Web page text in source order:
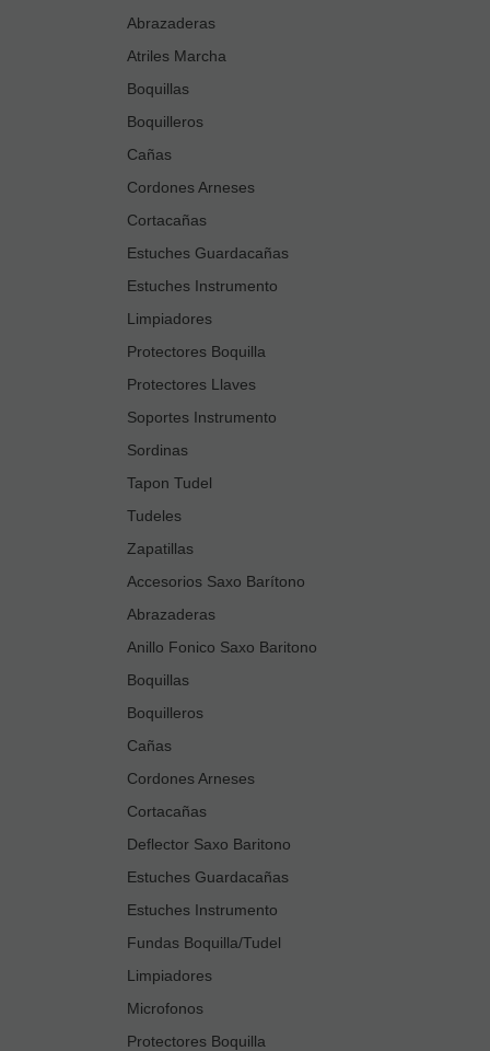
Abrazaderas
Atriles Marcha
Boquillas
Boquilleros
Cañas
Cordones Arneses
Cortacañas
Estuches Guardacañas
Estuches Instrumento
Limpiadores
Protectores Boquilla
Protectores Llaves
Soportes Instrumento
Sordinas
Tapon Tudel
Tudeles
Zapatillas
Accesorios Saxo Barítono
Abrazaderas
Anillo Fonico Saxo Baritono
Boquillas
Boquilleros
Cañas
Cordones Arneses
Cortacañas
Deflector Saxo Baritono
Estuches Guardacañas
Estuches Instrumento
Fundas Boquilla/Tudel
Limpiadores
Microfonos
Protectores Boquilla